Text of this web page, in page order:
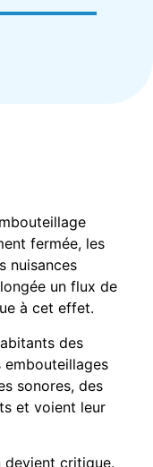
fermée, les
nuisances
un flux de
à cet effet.
des
embouteillages
sonores, des
et voient leur
devient critique.